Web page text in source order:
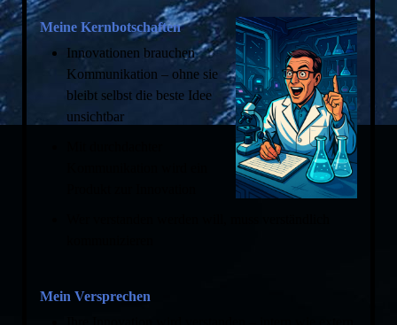
Meine Kernbotschaften
Innovationen brauchen
Kommunikation – ohne sie
bleibt selbst die beste Idee
unsichtbar
Mein Versprechen